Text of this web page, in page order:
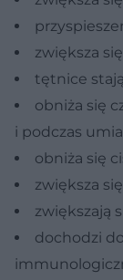
zwiększa
tętnice
obniża się
i podczas
obniża się
zwiększa
zwiększają
dochodzi